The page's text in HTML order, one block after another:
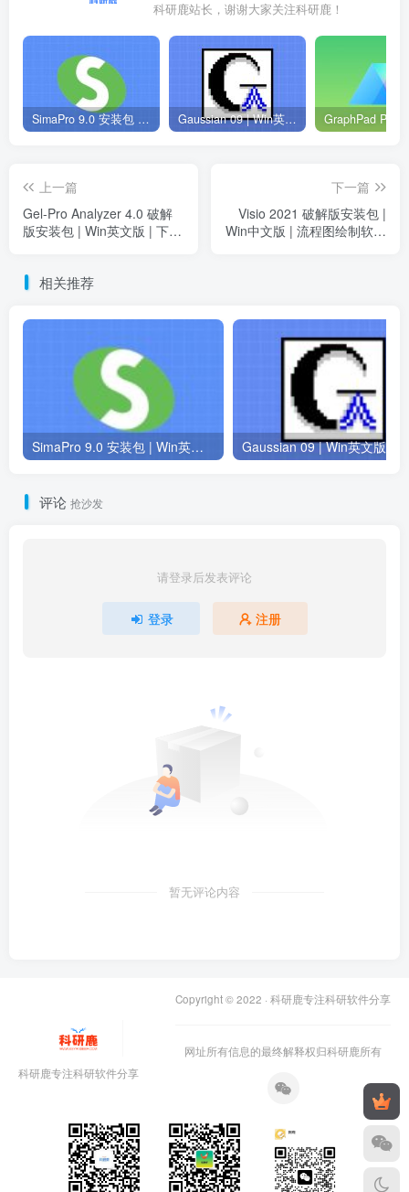
科研鹿站长，谢谢大家关注科研鹿！
SimaPro 9.0 安装包 | Win英文版 | 生命周期评估软件 | 安装教程 Gaussian 09 | Win英文版 | 量子化学软件 | 安装教程
上一篇
Gel-Pro Analyzer 4.0 破解
版安装包 | Win英文版 | 下载
下一篇
Visio 2021 破解版安装包 |
Win中文版 | 流程图绘制软件
相关推荐
SimaPro 9.0 安装包 | Win英文版 | 生命周期评估软件 | 安装教程
评论 抢沙发
请登录后发表评论
登录 注册
暂无评论内容
科研鹿专注科研软件分享
Copyright © 2022 · 科研鹿专注科研软件分享
网址所有信息的最终解释权归科研鹿所有